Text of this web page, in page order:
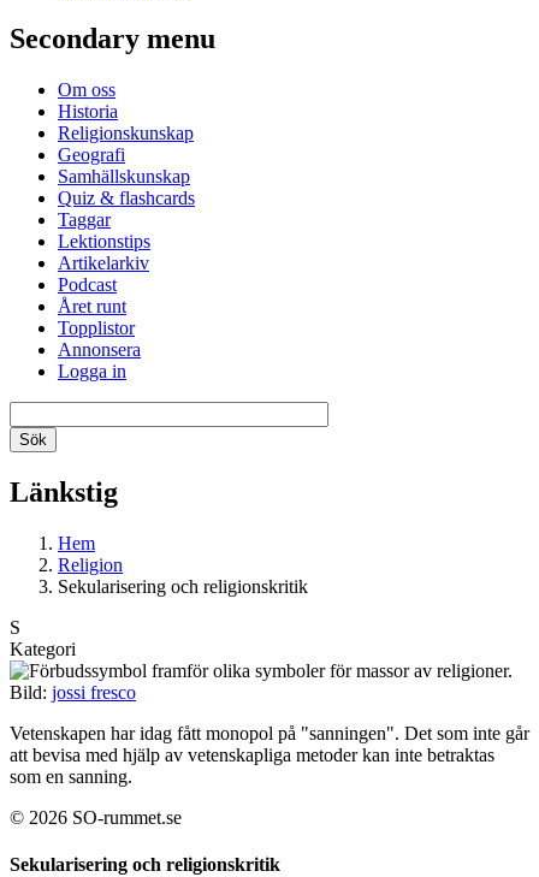
Secondary menu
Om oss
Historia
Religionskunskap
Geografi
Samhällskunskap
Quiz & flashcards
Taggar
Lektionstips
Artikelarkiv
Podcast
Året runt
Topplistor
Annonsera
Logga in
Länkstig
Hem
Religion
Sekularisering och religionskritik
S
Kategori
Bild: jossi fresco
Vetenskapen har idag fått monopol på "sanningen". Det som inte går
att bevisa med hjälp av vetenskapliga metoder kan inte betraktas
som en sanning.
© 2026 SO-rummet.se
Sekularisering och religionskritik